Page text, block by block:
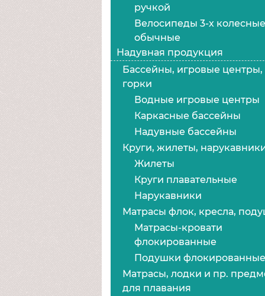
ручкой
Велосипеды 3-х колесные
обычные
Надувная продукция
Бассейны, игровые центры,
горки
Водные игровые центры
Каркасные бассейны
Надувные бассейны
Круги, жилеты,
Жилеты
Круги плавательные
Нарукавники
Матрасы флок, кресла,
Матрасы-кровати
флокированные
Подушки флокированные
Матрасы, лодки и пр.
для плавания